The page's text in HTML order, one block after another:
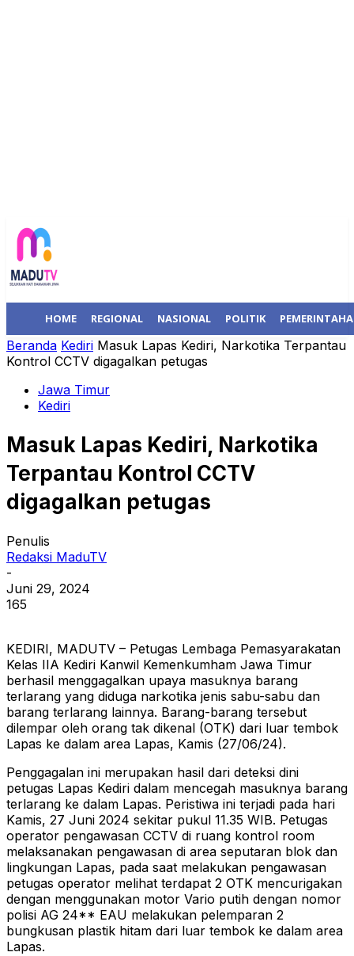
HOME REGIONAL NASIONAL POLITIK
Beranda Kediri Masuk Lapas Kediri, Narkotika Terpantau
Kontrol CCTV digagalkan petugas
Jawa Timur
Kediri
Masuk Lapas Kediri, Narkotika
Terpantau Kontrol CCTV
digagalkan petugas
Penulis
Redaksi MaduTV
-
Juni 29, 2024
165
KEDIRI, MADUTV – Petugas Lembaga Pemasyarakatan
Kelas IIA Kediri Kanwil Kemenkumham Jawa Timur
berhasil menggagalkan upaya masuknya barang
terlarang yang diduga narkotika jenis sabu-sabu dan
barang terlarang lainnya. Barang-barang tersebut
dilempar oleh orang tak dikenal (OTK) dari luar tembok
Lapas ke dalam area Lapas, Kamis (27/06/24).
Penggagalan ini merupakan hasil dari deteksi dini
petugas Lapas Kediri dalam mencegah masuknya barang
terlarang ke dalam Lapas. Peristiwa ini terjadi pada hari
Kamis, 27 Juni 2024 sekitar pukul 11.35 WIB. Petugas
operator pengawasan CCTV di ruang kontrol room
melaksanakan pengawasan di area seputaran blok dan
lingkungan Lapas, pada saat melakukan pengawasan
petugas operator melihat terdapat 2 OTK mencurigakan
dengan menggunakan motor Vario putih dengan nomor
polisi AG 24** EAU melakukan pelemparan 2
bungkusan plastik hitam dari luar tembok ke dalam area
Lapas.